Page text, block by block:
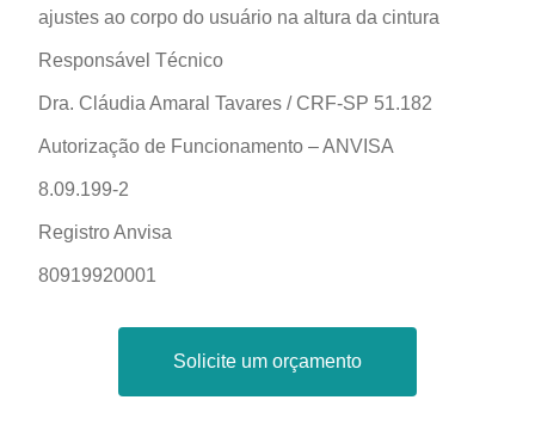
ajustes ao corpo do usuário na altura da cintura
Responsável Técnico
Dra. Cláudia Amaral Tavares / CRF-SP 51.182
Autorização de Funcionamento – ANVISA
8.09.199-2
Registro Anvisa
80919920001
Solicite um orçamento